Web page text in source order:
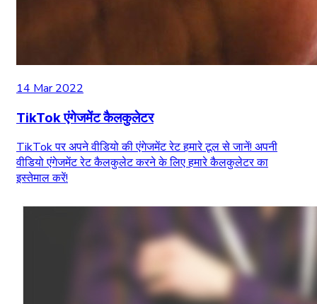
14 Mar 2022
TikTok एंगेजमेंट कैलकुलेटर
TikTok पर अपने वीडियो की एंगेजमेंट रेट हमारे टूल से जानें! अपनी
वीडियो एंगेजमेंट रेट कैलकुलेट करने के लिए हमारे कैलकुलेटर का
इस्तेमाल करें!